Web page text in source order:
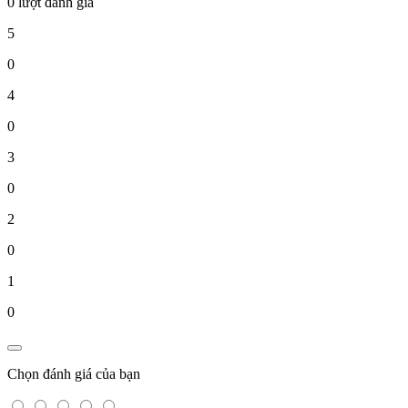
5
0
4
0
3
0
2
0
1
0
Chọn đánh giá của bạn